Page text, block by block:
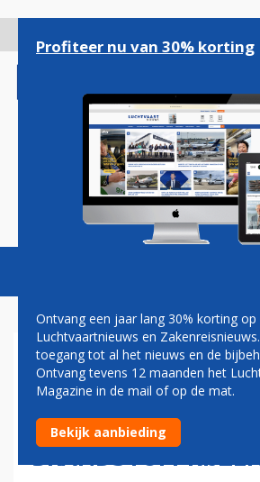
gaan
Magazine Podcasts
ROYAL AIR MAROC
ROUTE VANAF
AIRPORT DOOR HOGE
Profiteer nu van 30% korting
Ontvang een jaar lang 30% korting
Luchtvaartnieuws en
toegang tot al het nieuws en de
Ontvang tevens 12 maanden het
Magazine in de mail of op de mat.
Bekijk aanbieding